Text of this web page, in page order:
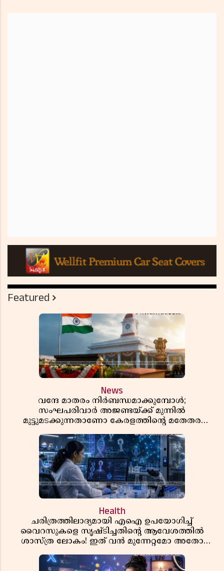
Featured
News
വന്ദേ മാതരം നിർബന്ധമാക്കുമ്പോൾ;
സംഘപരിവാർ അജണ്ടയ്ക്ക് മുന്നിൽ
മുട്ടുമടക്കുന്നതാണോ കേരളത്തിന്റെ മതേതര
Health
ചരിത്രത്തിലാദ്യമായി എഐ ഉപയോഗിച്ച്
വൈറസുകളെ സൃഷ്ടിച്ചതിന്റെ ആവേശത്തിൽ
ശാസ്ത്ര ലോകം! ഇത് വൻ മുന്നേറ്റമോ അതോ